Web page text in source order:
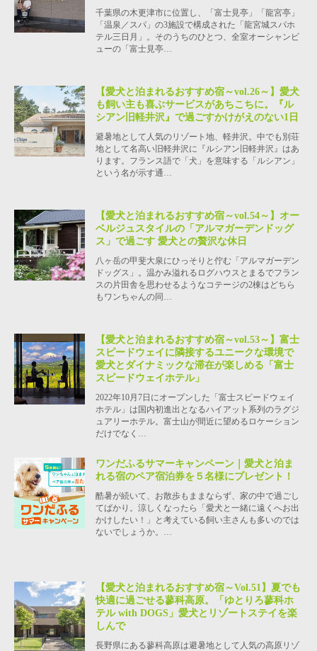
千葉県の木更津市に位置し、「富士見亭」「龍宮亭」
「温泉／スパ」の3施設で構成された「龍宮城スパホ
テル三日月」。そのうちのひとつ、全室オーシャンビ
ューの「富士見亭…
【愛犬と泊まれるおすすめ宿～vol.26～】愛犬
も飼い主も喜ぶサービスがあちこちに。『ル
シアン旧軽井沢』で過ごすかけがえのない1日
避暑地として人気のリゾート地、軽井沢。中でも別荘
地として名高い旧軽井沢に『ルシアン旧軽井沢』はあ
ります。フランス語で「犬」を意味する「ルシアン」
という名が示す通…
【愛犬と泊まれるおすすめ宿～vol.54～】オー
ベルジュスタイルの「アルマガーデンドッグ
ス」で過ごす 愛犬との贅沢な休日
八ヶ岳の甲斐大泉にひっそりと佇む「アルマガーデン
ドッグス」。温かみ溢れるログハウスとまるでフラン
スの片田舎を思わせるようなコテージの2棟はどちら
もワンちゃんの同…
【愛犬と泊まれるおすすめ宿～vol.53～】富士
スピードウェイに隣接するユニークな環境で
愛犬とダイナミックな滞在が楽しめる「富士
スピードウェイホテル」
2022年10月7日にオープンした「富士スピードウェイ
ホテル」は国内初進出となるハイアット系列のラグジ
ュアリーホテル。富士山が間近に望めるロケーション
だけでなく…
ワンだふるサマーキャンペーン｜愛犬と泊ま
れる宿のペア宿泊券を５名様にプレゼント！
酷暑が続いて、お散歩もままならず、家の中で過ごし
てばかり。涼しくなったら「愛犬と一緒に遠くへお出
かけしたい！」と考えている飼い主さんも多いのでは
ないでしょうか。…
【愛犬と泊まれるおすすめ宿～Vol.51】夏でも
快適に過ごせる蓼科高原。「ゆとりろ蓼科ホ
テル with DOGS」愛犬とリゾートステイを楽
しんで
長野県にある蓼科高原は避暑地として人気の高原リゾ